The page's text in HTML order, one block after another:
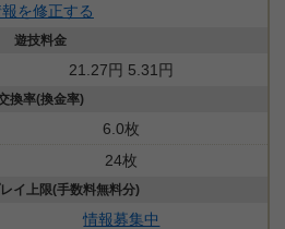
を修正する
遊技料金
21.27円 5.31円
換率(換金率)
6.0枚
24枚
イ上限(手数料無料分)
情報募集中